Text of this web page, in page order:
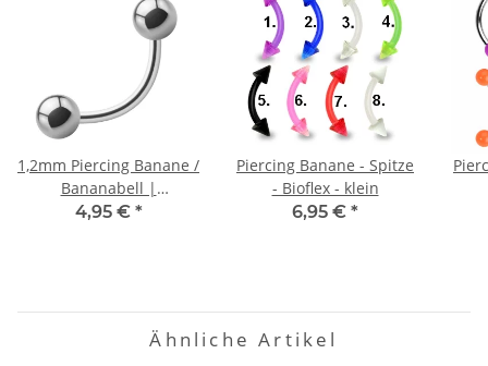
1,2mm Piercing Banane /
Bananabell |
Chirurgenstahl | Silber
4,95 € *
Piercing Banane - Spitze
- Bioflex - klein
6,95 € *
Ähnliche Artikel